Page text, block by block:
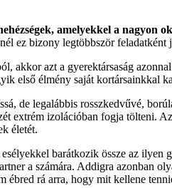
amelyekkel a nagyon
ez bizony legtöbbször
akkor azt a gyerektársaság
első élmény saját kortársainkkal
de legalábbis rosszkedvűvé,
extrém izolációban fogja tölteni.
életét.
barátkozik össze az
a számára. Addigra azonban
ébred rá arra, hogy mit kellene